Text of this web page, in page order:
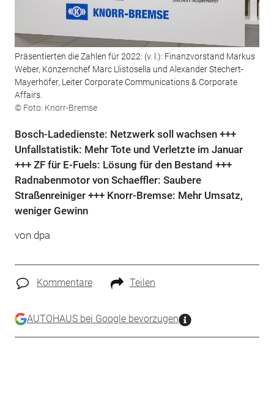
Präsentierten die Zahlen für 2022: (v. l.): Finanzvorstand Markus
Weber, Konzernchef Marc Llistosella und Alexander Stechert-
Mayerhöfer, Leiter Corporate Communications & Corporate
Affairs.
© Foto: Knorr-Bremse
Bosch-Ladedienste: Netzwerk soll wachsen +++
Unfallstatistik: Mehr Tote und Verletzte im Januar
+++ ZF für E-Fuels: Lösung für den Bestand +++
Radnabenmotor von Schaeffler: Saubere
Straßenreiniger +++ Knorr-Bremse: Mehr Umsatz,
weniger Gewinn
von dpa
Kommentare Teilen
AUTOHAUS bei Google bevorzugen